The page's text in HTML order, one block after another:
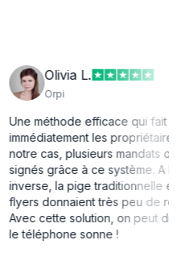
Olivia L.
Orpi
Une méthode efficace qui fait
immédiatement les propriétaires.
notre cas, plusieurs mandats ont
signés grâce à ce système. A l
inverse, la pige traditionnelle et
flyers donnaient très peu de
Avec cette solution, on peut dire
le téléphone sonne !